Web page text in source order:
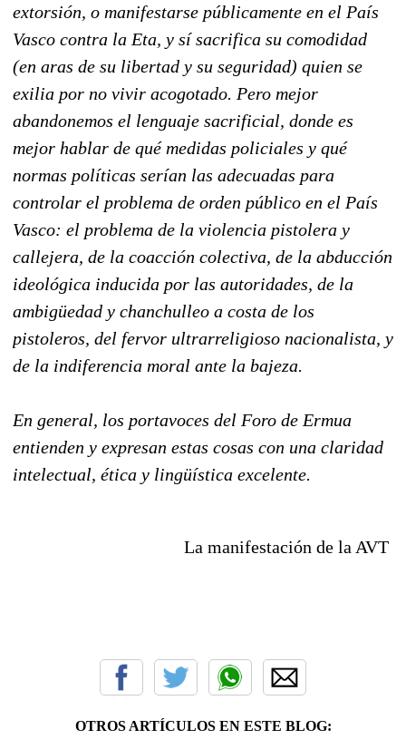
extorsión, o manifestarse públicamente en el País
Vasco contra la Eta, y sí sacrifica su comodidad
(en aras de su libertad y su seguridad) quien se
exilia por no vivir acogotado. Pero mejor
abandonemos el lenguaje sacrificial, donde es
mejor hablar de qué medidas policiales y qué
normas políticas serían las adecuadas para
controlar el problema de orden público en el País
Vasco: el problema de la violencia pistolera y
callejera, de la coacción colectiva, de la abducción
ideológica inducida por las autoridades, de la
ambigüedad y chanchulleo a costa de los
pistoleros, del fervor ultrarreligioso nacionalista, y
de la indiferencia moral ante la bajeza.
En general, los portavoces del Foro de Ermua
entienden y expresan estas cosas con una claridad
intelectual, ética y lingüística excelente.
La manifestación de la AVT
OTROS ARTÍCULOS EN ESTE BLOG: